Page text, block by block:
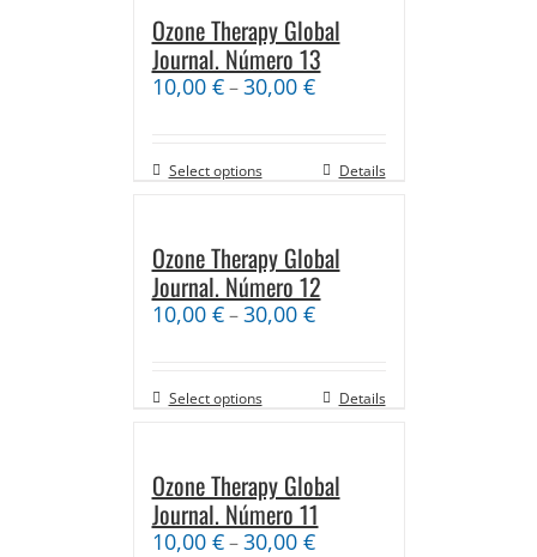
Ozone Therapy Global
Journal. Número 13
10,00 €–30,00 €
Select options Details
Ozone Therapy Global
Journal. Número 12
10,00 €–30,00 €
Select options Details
Ozone Therapy Global
Journal. Número 11
10,00 €–30,00 €